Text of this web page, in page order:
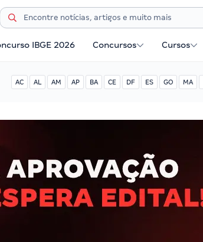
IBGE 2026 Concursos Cursos
AC AL AM AP BA CE DF ES GO MA